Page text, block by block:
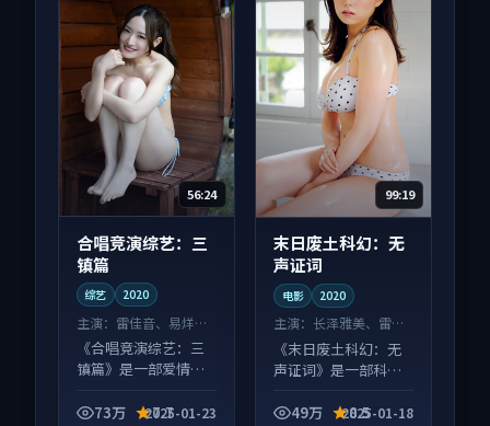
56:24
合唱竞演综艺：三
镇篇
综艺 2020
主演： 雷佳音、易烊千
玺 等
《合唱竞演综艺：三
镇篇》是一部爱情向
发酵，适合周末一口
73万 7.7
2025-01-23
99:19
末日废土科幻：无
声证词
电影 2020
主演：长泽雅美、雷佳
音 等
《末日废土科幻：无
声证词》是一部科幻
屏端观看，细节更丰
49万 8.5
2025-01-18